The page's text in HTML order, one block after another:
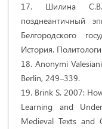
17. Шилина
позднеантичный
Белгородского
История.
18. Anonymi
Berlin, 249–339.
19. Brink S. 2007:
Learning and
Medieval Texts and